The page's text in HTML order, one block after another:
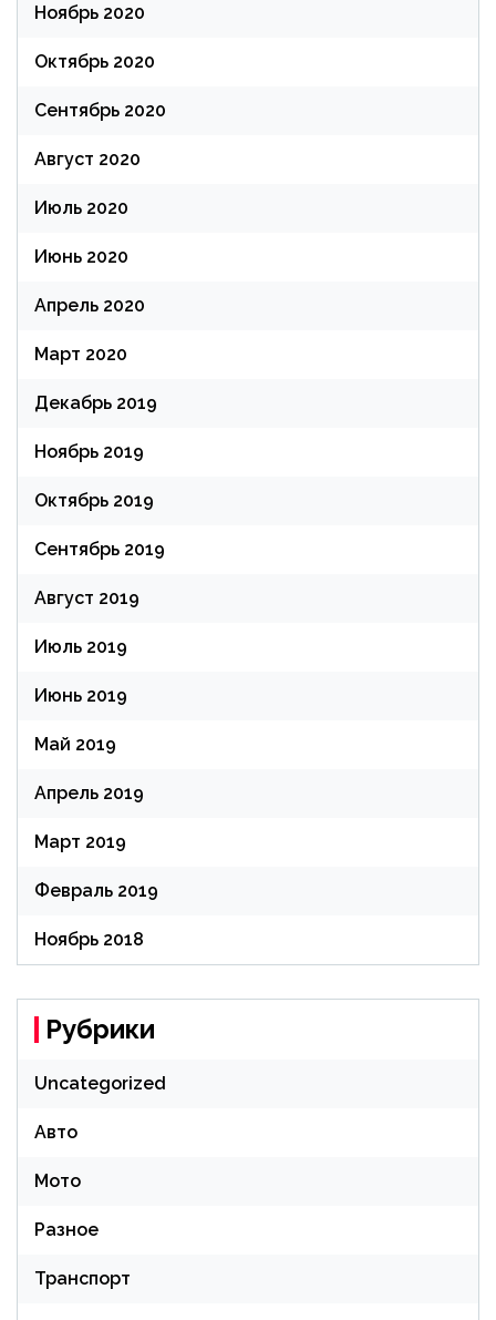
Ноябрь 2020
Октябрь 2020
Сентябрь 2020
Август 2020
Июль 2020
Июнь 2020
Апрель 2020
Март 2020
Декабрь 2019
Ноябрь 2019
Октябрь 2019
Сентябрь 2019
Август 2019
Июль 2019
Июнь 2019
Май 2019
Апрель 2019
Март 2019
Февраль 2019
Ноябрь 2018
Рубрики
Uncategorized
Авто
Мото
Разное
Транспорт